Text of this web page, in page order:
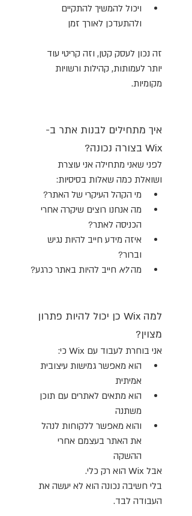
ויכול להמשיך להתקיים
ולהתעדכן לאורך זמן
זה נכון לעסק קטן, וזה קריטי עוד
יותר לעמותות, קהילות ורשויות
מקומיות.
איך מתחילים לבנות אתר ב-
Wix בצורה נכונה?
לפני שאני מתחילה אני עוצרת
ושואלת כמה שאלות בסיסיות:
מי הקהל העיקרי של האתר?
מה אנחנו רוצים שיקרה אחרי
הכניסה לאתר?
איזה מידע חייב להיות נגיש
וברור?
מה לא חייב להיות באתר כרגע?
למה Wix כן יכול להיות פתרון
מצוין?
אני בוחרת לעבוד עם Wix כי:
הוא מאפשר גמישות עיצובית
אמיתית
הוא מתאים לאתרים עם תוכן
משתנה
והוא מאפשר ללקוחות לנהל
את האתר בעצמם אחרי
ההשקה
אבל Wix הוא רק כלי.
בלי חשיבה נכונה הוא לא יעשה את
העבודה לבד.